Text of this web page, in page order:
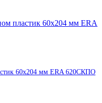
60х204 мм ERA 620СКПО